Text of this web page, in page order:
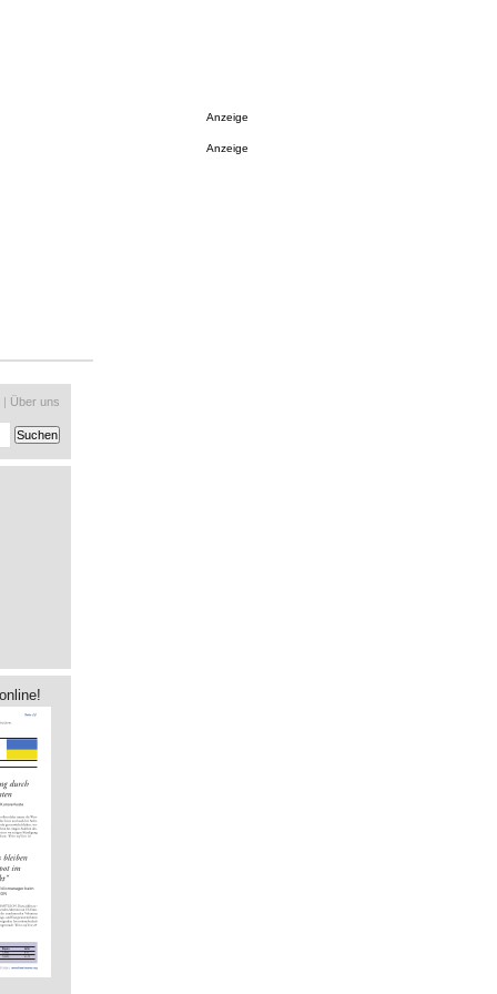
Anzeige
Anzeige
| Über uns